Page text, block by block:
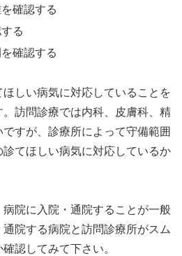
確認する
る
確認する
しい病気に対応していることを
訪問診療では内科、皮膚科、精
すが、診療所によって守備範囲
てほしい病気に対応しているか
院に入院・通院することが一般
院する病院と訪問診療所がスム
認してみて下さい。